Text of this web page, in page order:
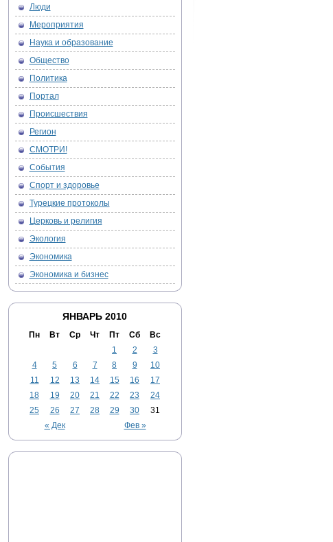
Люди
Мероприятия
Наука и образование
Общество
Политика
Портал
Происшествия
Регион
СМОТРИ!
События
Спорт и здоровье
Турецкие протоколы
Церковь и религия
Экология
Экономика
Экономика и бизнес
ЯНВАРЬ 2010
Пн Вт Ср Чт Пт Сб Вс
« Дек Фев »
1 2
3
4
5 6 7 8 9
10
11
12 13 14 15 16
17
18
19 20 21 22 23
24
25
26 27 28 29 30 31